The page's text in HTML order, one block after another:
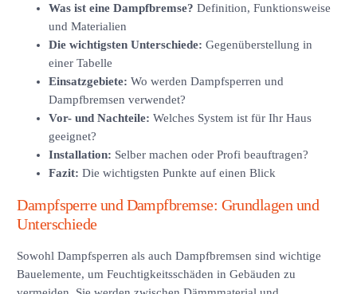
Was ist eine Dampfbremse? Definition, Funktionsweise
und Materialien
Die wichtigsten Unterschiede: Gegenüberstellung in
einer Tabelle
Einsatzgebiete: Wo werden Dampfsperren und
Dampfbremsen verwendet?
Vor- und Nachteile: Welches System ist für Ihr Haus
geeignet?
Installation: Selber machen oder Profi beauftragen?
Fazit: Die wichtigsten Punkte auf einen Blick
Dampfsperre und Dampfbremse: Grundlagen und
Unterschiede
Sowohl Dampfsperren als auch Dampfbremsen sind wichtige
Bauelemente, um Feuchtigkeitsschäden in Gebäuden zu